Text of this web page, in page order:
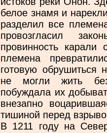
белое знамя и
разделил все
провозгласил
провинность
племена
готовую обрушиться
не могли жить
побуждала их
внезапно
тишиной перед
В 1211 году на